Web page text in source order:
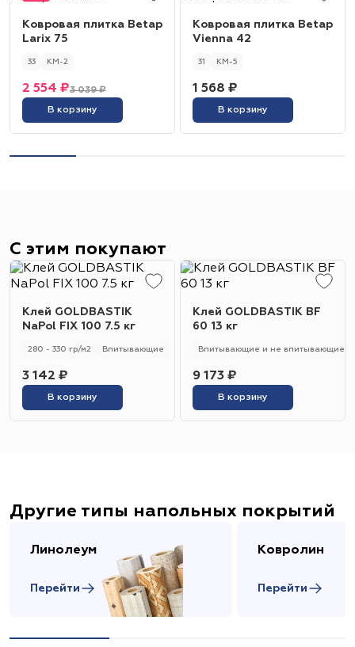
Ковровая плитка Betap
Larix 75
33 КМ-2
3 039 ₽
2 554 ₽
В корзину
Ковровая плитка Betap
Vienna 42
31 КМ-5
1 568 ₽
В корзину
С этим покупают
Клей GOLDBASTIK
NaPol FIX 100 7.5 кг
280 - 330 гр/м2 Впитывающие
3 142 ₽
В корзину
Клей GOLDBASTIK BF
60 13 кг
Впитывающие и не впитывающие
9 173 ₽
В корзину
Другие типы напольных покрытий
Линолеум
Перейти
Ковролин
Перейти